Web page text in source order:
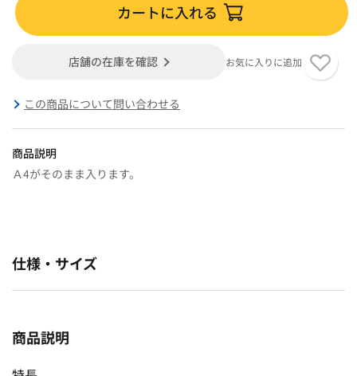
カートに入れる
店舗の在庫を確認 お気に入りに追加
この商品について問い合わせる
商品説明
Ａ4がそのまま入ります。
仕様・サイズ
商品説明